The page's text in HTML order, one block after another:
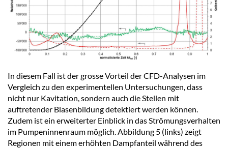
In diesem Fall ist der grosse Vorteil der CFD-Analysen im
Vergleich zu den experimentellen Untersuchungen, dass
nicht nur Kavitation, sondern auch die Stellen mit
auftretender Blasenbildung detektiert werden können.
Zudem ist ein erweiterter Einblick in das Strömungsverhalten
im Pumpeninnenraum möglich. Abbildung 5 (links) zeigt
Regionen mit einem erhöhten Dampfanteil während des